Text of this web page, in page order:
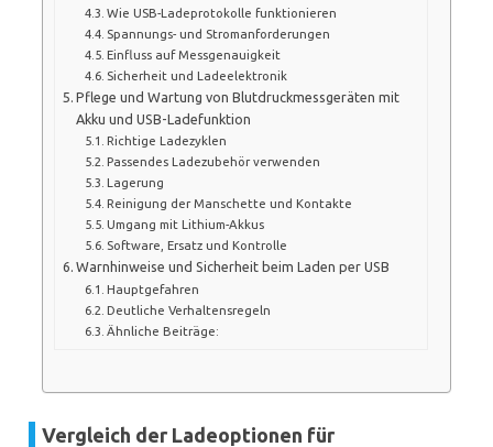
Wie USB-Ladeprotokolle funktionieren
Spannungs- und Stromanforderungen
Einfluss auf Messgenauigkeit
Sicherheit und Ladeelektronik
Pflege und Wartung von Blutdruckmessgeräten mit
Akku und USB-Ladefunktion
Richtige Ladezyklen
Passendes Ladezubehör verwenden
Lagerung
Reinigung der Manschette und Kontakte
Umgang mit Lithium-Akkus
Software, Ersatz und Kontrolle
Warnhinweise und Sicherheit beim Laden per USB
Hauptgefahren
Deutliche Verhaltensregeln
Ähnliche Beiträge:
Vergleich der Ladeoptionen für